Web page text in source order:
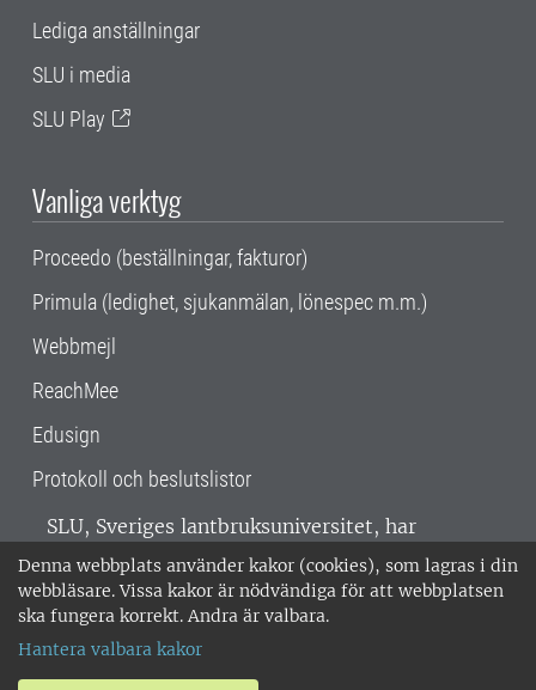
Denna webbplats använder kakor (cookies), som lagras i din
webbläsare. Vissa kakor är nödvändiga för att webbplatsen
ska fungera korrekt. Andra är valbara.
Hantera valbara kakor
Lediga anställningar
SLU i media
SLU Play
Vanliga verktyg
Proceedo (beställningar, fakturor)
Primula (ledighet, sjukanmälan, lönespec m.m.)
Webbmejl
ReachMee
Edusign
Protokoll och beslutslistor
SLU, Sveriges lantbruksuniversitet, har
verksamhet över hela Sverige. Huvudorter är
Alnarp, Uppsala och Umeå.SLU är
miljöcertifierat enligt ISO 14001. •
018-67 10 00 • Org nr: 202100-2817 •